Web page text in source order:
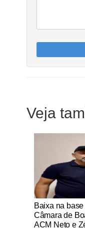
Veja
Notícias Católicas
Baixa na
Câmara de
ACM Neto e